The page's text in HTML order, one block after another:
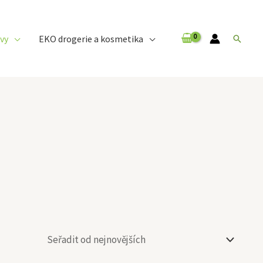
EKO drogerie a kosmetika Hledat